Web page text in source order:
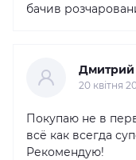
бачив
Дмитрий
20 квітня
Покупаю не в
всё как всегда
Рекомендую!